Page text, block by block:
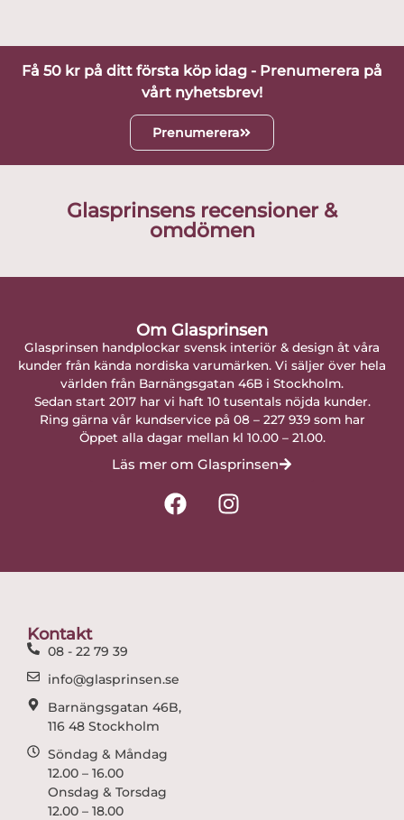
Få 50 kr på ditt första köp idag - Prenumerera på
vårt nyhetsbrev!
Prenumerera
Glasprinsens recensioner &
omdömen
Om Glasprinsen
Glasprinsen handplockar svensk interiör & design åt våra
kunder från kända nordiska varumärken. Vi säljer över hela
världen från Barnängsgatan 46B i Stockholm.
Sedan start 2017 har vi haft 10 tusentals nöjda kunder.
Ring gärna vår kundservice på 08 – 227 939 som har
Öppet alla dagar mellan kl 10.00 – 21.00.
Läs mer om Glasprinsen
F
a
I
n
Kontakt
08 - 22 79 39
info@glasprinsen.se
Barnängsgatan 46B,
116 48 Stockholm
Söndag & Måndag
12.00 – 16.00
Onsdag & Torsdag
12.00 – 18.00